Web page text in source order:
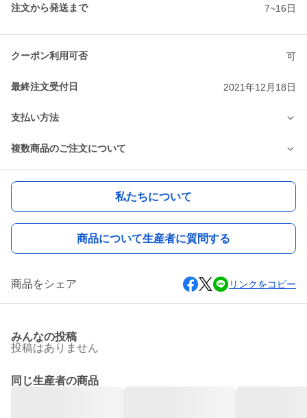
注文から発送まで 7~16日
クーポン利用可否 可
最終注文受付日 2021年12月18日
支払い方法
複数商品のご注文について
私たちについて
商品について生産者に質問する
商品をシェア リンクをコピー
みんなの投稿
投稿はありません
同じ生産者の商品